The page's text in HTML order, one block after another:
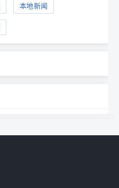
本地新闻